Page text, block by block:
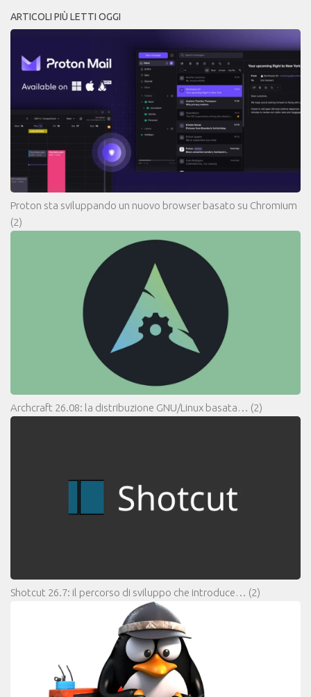
ARTICOLI PIÙ LETTI OGGI
Proton sta sviluppando un nuovo browser basato su Chromium
(2)
Archcraft 26.08: la distribuzione GNU/Linux basata… (2)
Shotcut 26.7: il percorso di sviluppo che introduce… (2)